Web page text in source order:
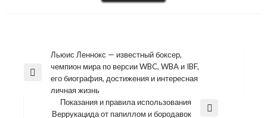
Навигация
по
записям
Previous
Льюис Леннокс — известный боксер,
чемпион мира по версии WBC, WBA и IBF,
его биография, достижения и интересная
личная жизнь
Показания и правила использования
Веррукацида от папиллом и бородавок